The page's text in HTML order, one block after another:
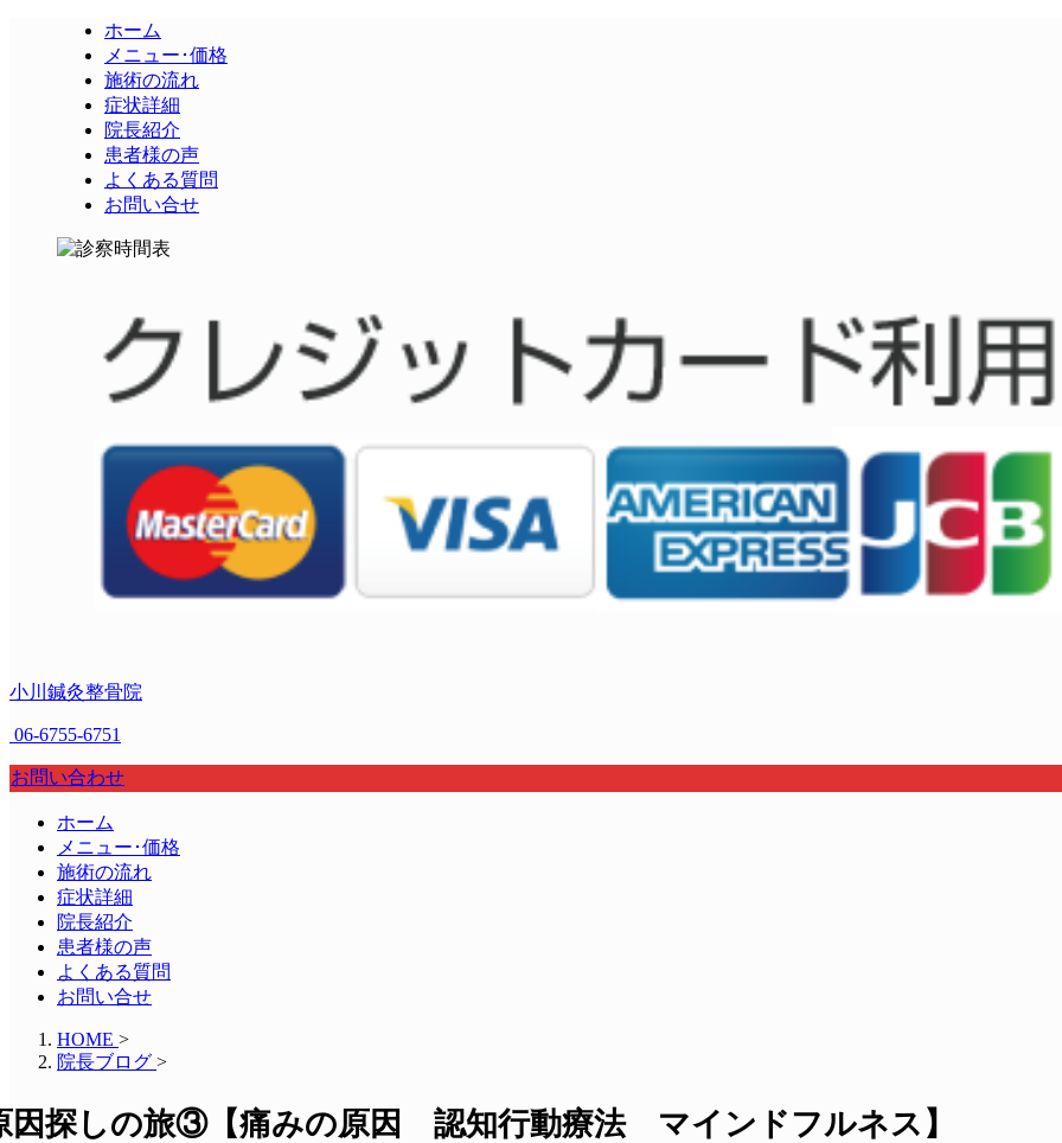
ホーム
メニュー･価格
施術の流れ
症状詳細
院長紹介
患者様の声
よくある質問
お問い合せ
小川鍼灸整骨院
06-6755-6751
お問い合わせ
ホーム
メニュー･価格
施術の流れ
症状詳細
院長紹介
患者様の声
よくある質問
お問い合せ
HOME >
院長ブログ >
因探しの旅③【痛みの原因 認知行動療法 マインドフルネス】